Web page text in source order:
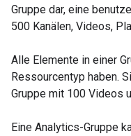
Gruppe dar, eine
500 Kanälen, Videos,
Alle Elemente in einer
Ressourcentyp haben.
Gruppe mit 100 Videos
Eine Analytics-Gruppe